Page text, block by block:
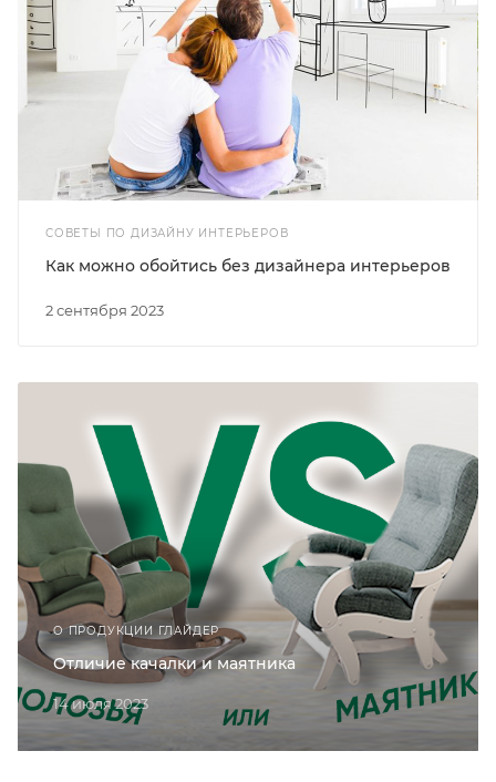
СОВЕТЫ ПО ДИЗАЙНУ ИНТЕРЬЕРОВ
2 сентября 2023
Как можно обойтись без дизайнера интерьеров
О ПРОДУКЦИИ ГЛАЙДЕР
14 июля 2023
Отличие качалки и маятника